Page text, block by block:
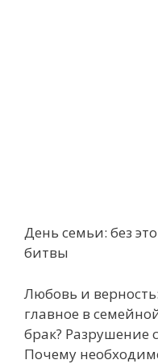
День семьи: без
битвы
Любовь и
главное в
брак? Разрушение
Почему